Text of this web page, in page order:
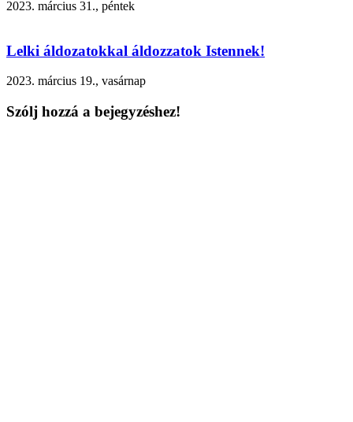
2023. március 31., péntek
Lelki áldozatokkal áldozzatok Istennek!
2023. március 19., vasárnap
Szólj hozzá a bejegyzéshez!